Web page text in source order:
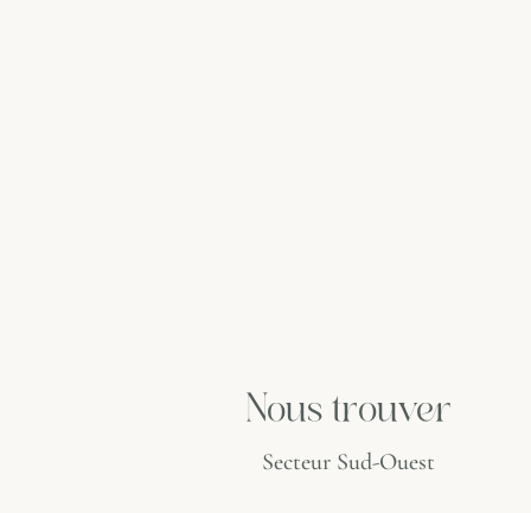
Nous trouver
Secteur Sud-Ouest